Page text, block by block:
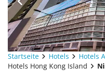
Startseite Hotels Hotels
Hotels Hong Kong Island